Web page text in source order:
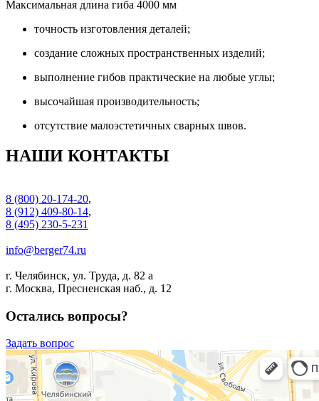
Максимальная длина гиба 4000 мм
точность изготовления деталей;
создание сложных пространственных изделий;
выполнение гибов практические на любые углы;
высочайшая производительность;
отсутствие малоэстетичных сварных швов.
НАШИ КОНТАКТЫ
8 (800) 20-174-20,
8 (912) 409-80-14,
8 (495) 230-5-231
info@berger74.ru
г. Челябинск, ул. Труда, д. 82 а
г. Москва, Пресненская наб., д. 12
Остались вопросы?
Задать вопрос